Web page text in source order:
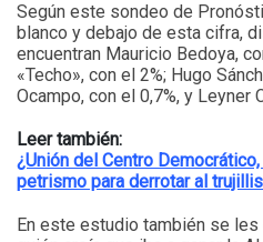
Según este sondeo de
blanco y debajo de esta cifra,
encuentran Mauricio Bedoya,
«Techo», con el 2%; Hugo
Ocampo, con el 0,7%, y Leyner
Leer también:
¿Unión del Centro
petrismo para derrotar al
En este estudio también se